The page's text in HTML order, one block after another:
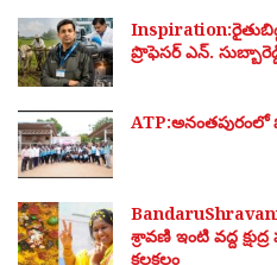
ప్రొఫెసర్ ఎన్.
ATP:అనంతపురంలో
శ్రావణి ఇంటి వద్ద
కలకలం